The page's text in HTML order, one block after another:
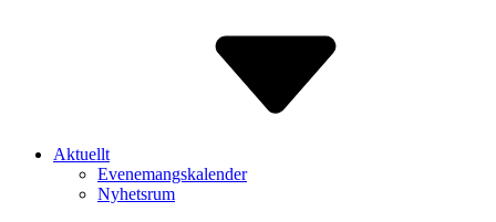
Aktuellt
Evenemangskalender
Nyhetsrum